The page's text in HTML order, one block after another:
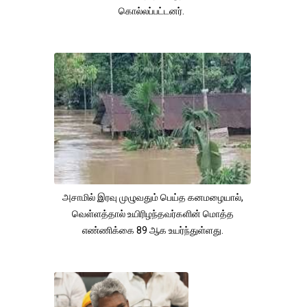
கொல்லப்பட்டனர்.
அசாமில் இரவு முழுவதும் பெய்த கனமழையால்,
வெள்ளத்தால் உயிரிழந்தவர்களின் மொத்த
எண்ணிக்கை 89 ஆக உயர்ந்துள்ளது.